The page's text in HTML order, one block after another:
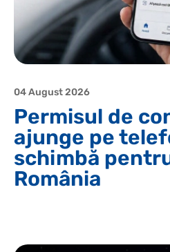
04 August 2026
Permisul de
ajunge pe
schimbă
România